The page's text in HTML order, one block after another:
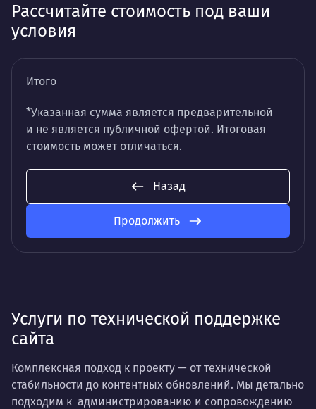
Рассчитайте стоимость под ваши
условия
Итого
*Указанная сумма является предварительной
и не является публичной офертой. Итоговая
стоимость может отличаться.
Назад
Продолжить
Услуги по технической поддержке
сайта
Комплексная подход к проекту — от технической
стабильности до контентных обновлений. Мы детально
подходим к администрированию и сопровождению